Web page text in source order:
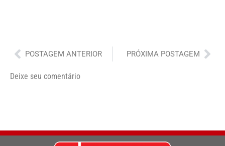
Anterior
POSTAGEM ANTERIOR PRÓXIMA POSTAGEM
Deixe seu comentário